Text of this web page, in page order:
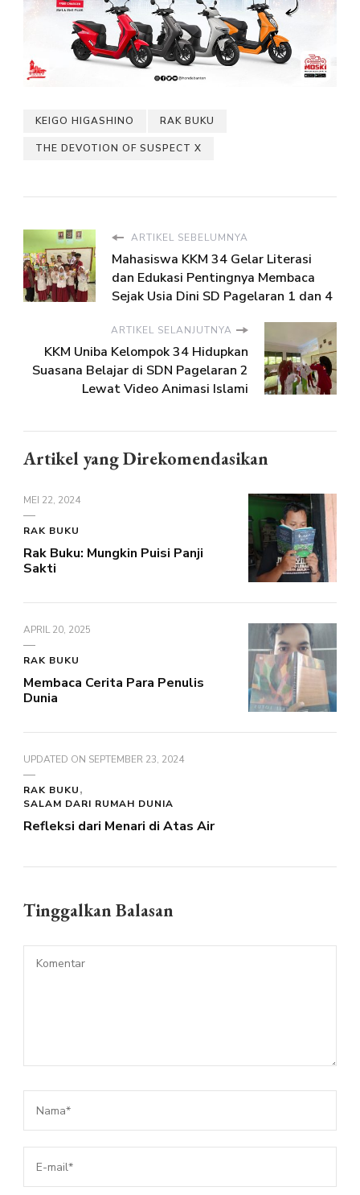
KEIGO HIGASHINO RAK BUKU
THE DEVOTION OF SUSPECT X
ARTIKEL SEBELUMNYA
Mahasiswa KKM 34 Gelar Literasi
dan Edukasi Pentingnya Membaca
Sejak Usia Dini SD Pagelaran 1 dan 4
ARTIKEL SELANJUTNYA
KKM Uniba Kelompok 34 Hidupkan
Suasana Belajar di SDN Pagelaran 2
Lewat Video Animasi Islami
Artikel yang Direkomendasikan
MEI 22, 2024
RAK BUKU
Rak Buku: Mungkin Puisi Panji
Sakti
APRIL 20, 2025
RAK BUKU
Membaca Cerita Para Penulis
Dunia
UPDATED ON SEPTEMBER 23, 2024
RAK BUKU
SALAM DARI RUMAH DUNIA
Refleksi dari Menari di Atas Air
Tinggalkan Balasan